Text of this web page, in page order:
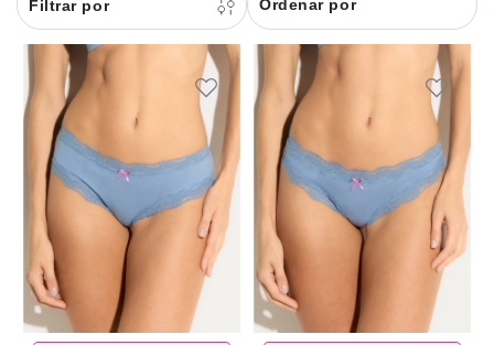
Ordenar por
8
sutiã renda
10 body